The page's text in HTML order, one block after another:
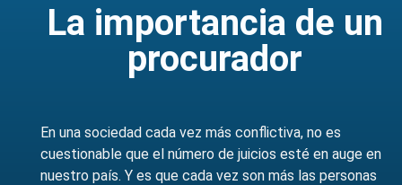
La importancia de un
procurador
En una sociedad cada vez más conflictiva, no es
cuestionable que el número de juicios esté en auge en
nuestro país. Y es que cada vez son más las personas